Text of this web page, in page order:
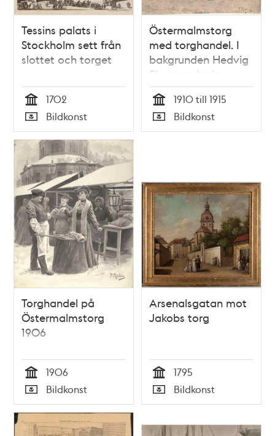
Tessins palats i
Stockholm sett från
slottet och torget
Tid
1702
Typ
Bildkonst
Östermalmstorg
med torghandel. I
bakgrunden Hedvig
Eleonora kyrka.
Tid
1910 till 1915
Typ
Bildkonst
Torghandel på
Östermalmstorg
1906
Tid
1906
Typ
Bildkonst
Arsenalsgatan mot
Jakobs torg
Tid
1795
Typ
Bildkonst